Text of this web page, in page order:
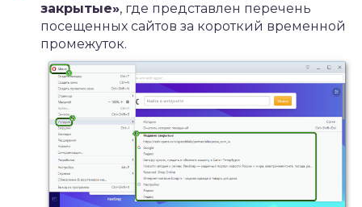
закрытые», где представлен перечень
посещенных сайтов за короткий временной
промежуток.